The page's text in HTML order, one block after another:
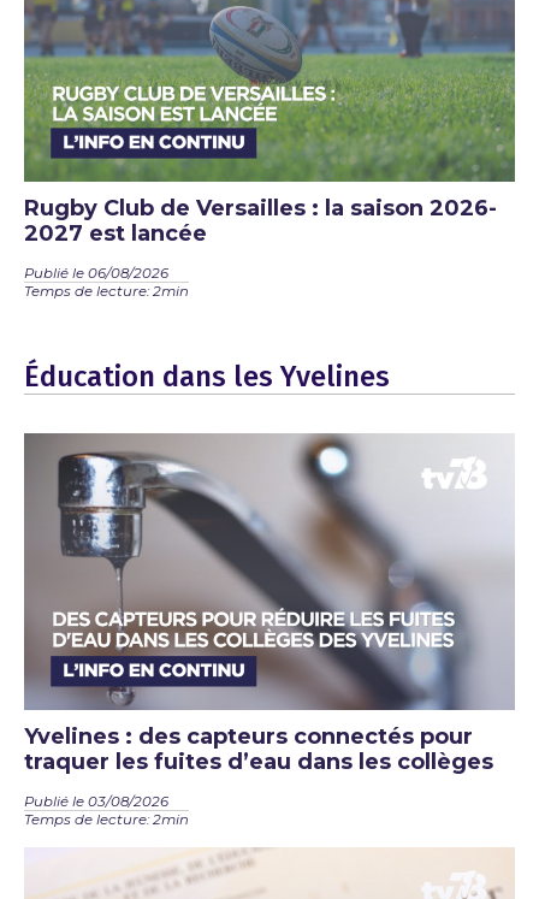
Rugby Club de Versailles : la saison 2026-
2027 est lancée
Publié le 06/08/2026
Temps de lecture: 2min
Éducation dans les Yvelines
Yvelines : des capteurs connectés pour
traquer les fuites d’eau dans les collèges
Publié le 03/08/2026
Temps de lecture: 2min